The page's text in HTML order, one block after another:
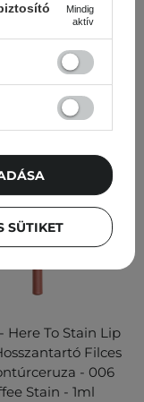
3 800,00 Ft
KOSÁRBA
Here To Stain Lip
Filces
- 006
Stain - 1ml
Mindig
aktív
SÜTIKET